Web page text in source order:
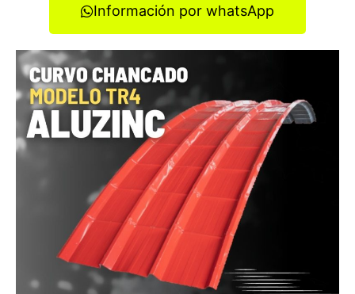
Información por whatsApp